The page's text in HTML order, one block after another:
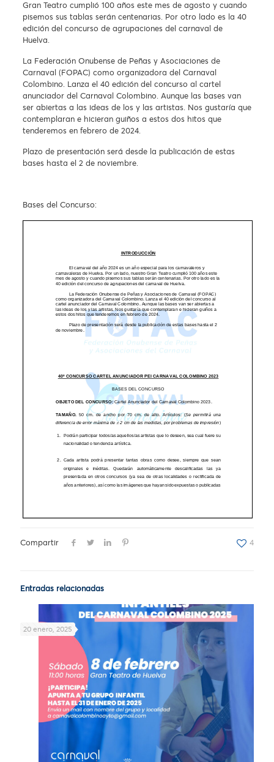
Gran Teatro cumplió 100 años este mes de agosto y cuando
pisemos sus tablas serán centenarias. Por otro lado es la 40
edición del concurso de agrupaciones del carnaval de
Huelva.
La Federación Onubense de Peñas y Asociaciones de
Carnaval (FOPAC) como organizadora del Carnaval
Colombino. Lanza el 40 edición del concurso al cartel
anunciador del Carnaval Colombino. Aunque las bases van
ser abiertas a las ideas de los y las artistas. Nos gustaría que
contemplaran e hicieran guiños a estos dos hitos que
tenderemos en febrero de 2024.
Plazo de presentación será desde la publicación de estas
bases hasta el 2 de noviembre.
Bases del Concurso:
Compartir 4
Entradas relacionadas
20 enero, 2025